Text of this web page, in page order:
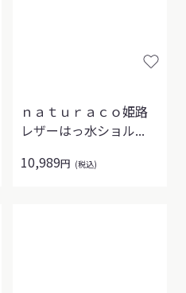
ｎａｔｕｒａｃｏ姫路
レザーはっ水ショル...
10,989円 (税込)